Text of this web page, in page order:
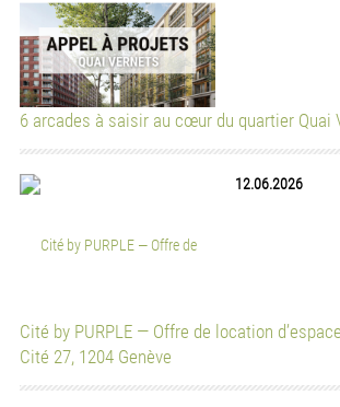
offres d'emploi
23.07.2026
Chargé·e de soutien à l’insertion professionnelle (50 %)
AMIC - Association des médiatrices interculturelles
Enseignante ou un enseignant
Et pourquoi pas